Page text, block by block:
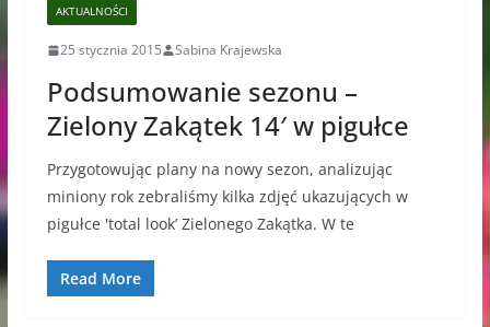
AKTUALNOŚCI
25 stycznia 2015 Sabina Krajewska
Podsumowanie sezonu –
Zielony Zakątek 14′ w pigułce
Przygotowując plany na nowy sezon, analizując
miniony rok zebraliśmy kilka zdjęć ukazujących w
pigułce 'total look’ Zielonego Zakątka. W te
Read More